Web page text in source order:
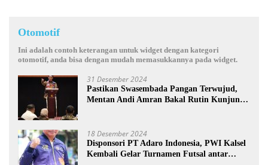
Otomotif
Ini adalah contoh keterangan untuk widget dengan kategori
otomotif, anda bisa dengan mudah memasukkannya pada widget.
31 Desember 2024
Pastikan Swasembada Pangan Terwujud,
Mentan Andi Amran Bakal Rutin Kunjungi
18 Desember 2024
Disponsori PT Adaro Indonesia, PWI Kalsel
Kembali Gelar Turnamen Futsal antar